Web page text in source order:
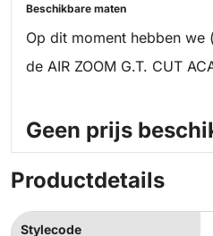
Beschikbare maten
Op dit moment hebben we
de AIR ZOOM G.T. CUT
Geen prijs
Productdetails
Stylecode